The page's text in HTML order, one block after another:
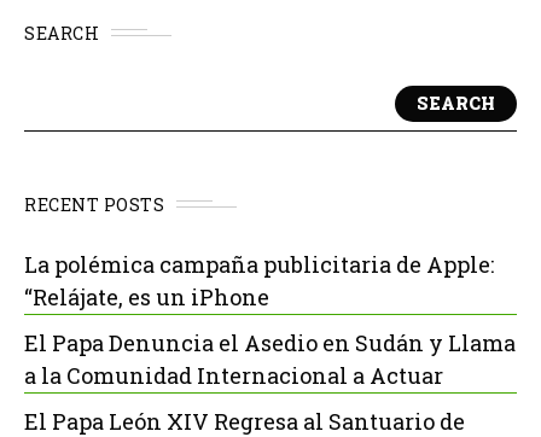
SEARCH
SEARCH
RECENT POSTS
La polémica campaña publicitaria de Apple:
“Relájate, es un iPhone
El Papa Denuncia el Asedio en Sudán y Llama
a la Comunidad Internacional a Actuar
El Papa León XIV Regresa al Santuario de